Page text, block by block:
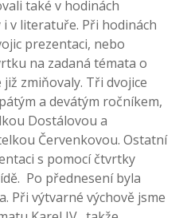
také v hodinách
v literatuře. Při hodinách
prezentaci, nebo
na zadaná témata o
zmiňovaly. Tři dvojice
a devátým ročníkem,
Dostálovou a
Červenkovou. Ostatní
s pomocí čtvrtky
Po přednesení byla
Při výtvarné výchově jsme